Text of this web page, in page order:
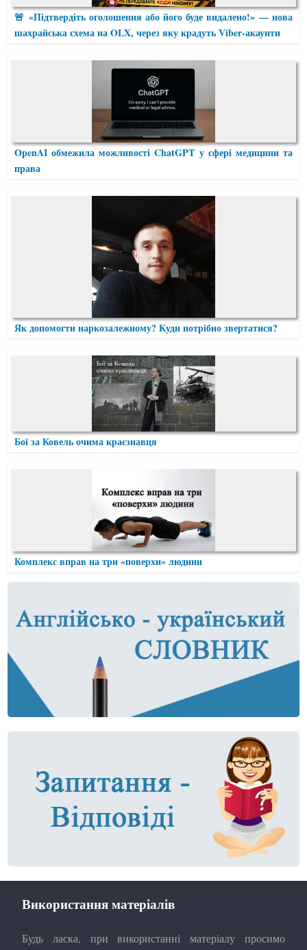
🚨 «Підтвердіть оголошення або його буде видалено!» — нова
шахрайська схема на OLX, через яку крадуть Viber-акаунти
OpenAI обмежила можливості ChatGPT у сфері медицини та
права
Як допомогти наркозалежному? Куди потрібно звертатися?
Бої за Ковель очима краєзнавця
Комплекс вправ на три «поверхи» людини
Використання матеріалів
Будь ласка, при використанні матеріалу просимо